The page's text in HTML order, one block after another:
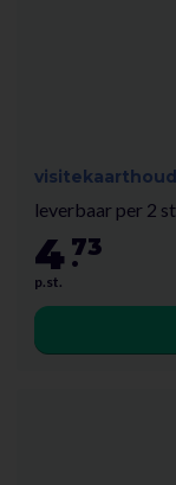
leverbaar per 2
4 .
73
p.st.